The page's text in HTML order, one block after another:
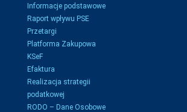
Informacje podstawowe
Raport wpływu PSE
Przetargi
Platforma Zakupowa
KSeF
Efaktura
Realizacja strategii
podatkowej
RODO – Dane Osobowe